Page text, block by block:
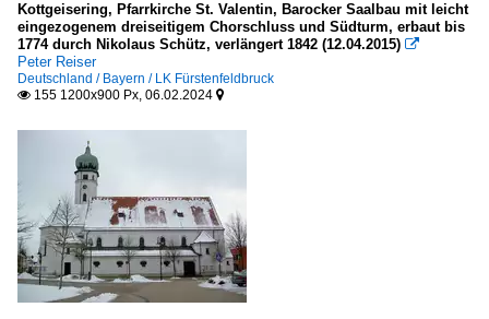
Kottgeisering, Pfarrkirche St. Valentin, Barocker Saalbau mit leicht
eingezogenem dreiseitigem Chorschluss und Südturm, erbaut bis
1774 durch Nikolaus Schütz, verlängert 1842 (12.04.2015) 
Peter Reiser
Deutschland / Bayern / LK Fürstenfeldbruck
 155 1200x900 Px, 06.02.2024 